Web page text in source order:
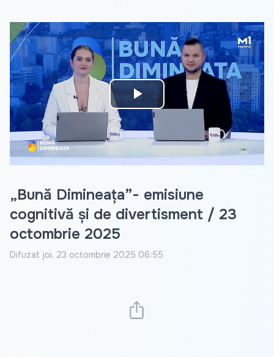
Play
Video
„Bună Dimineața”- emisiune
cognitivă și de divertisment / 23
octombrie 2025
Difuzat joi, 23 octombrie 2025 06:55